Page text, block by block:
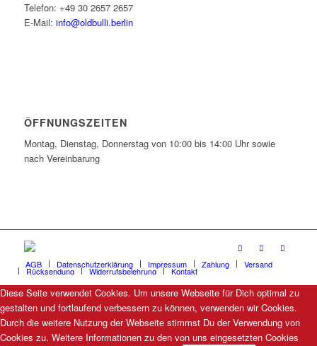
Telefon: +49 30 2657 2657
E-Mail: info@oldbulli.berlin
ÖFFNUNGSZEITEN
Montag, Dienstag, Donnerstag von 10:00 bis 14:00 Uhr sowie
nach Vereinbarung
AGB Datenschutzerklärung Impressum Zahlung Versand
Rücksendung Widerrufsbelehrung Kontakt
Diese Seite verwendet Cookies. Um unsere Webseite für Dich optimal zu
gestalten und fortlaufend verbessern zu können, verwenden wir Cookies.
Durch die weitere Nutzung der Webseite stimmst Du der Verwendung von
Cookies zu. Weitere Informationen zu den von uns eingesetzten Cookies